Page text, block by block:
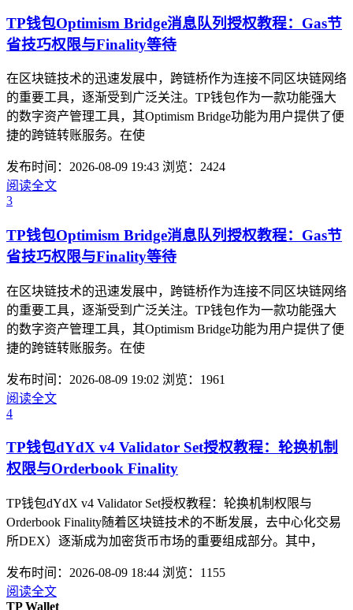
TP钱包Optimism Bridge消息队列授权教程：Gas节
省技巧权限与Finality等待
在区块链技术的迅速发展中，跨链桥作为连接不同区块链网络
的重要工具，逐渐受到广泛关注。TP钱包作为一款功能强大
的数字资产管理工具，其Optimism Bridge功能为用户提供了便
捷的跨链转账服务。在使
发布时间：2026-08-09 19:43 浏览：2424
阅读全文
3
TP钱包Optimism Bridge消息队列授权教程：Gas节
省技巧权限与Finality等待
在区块链技术的迅速发展中，跨链桥作为连接不同区块链网络
的重要工具，逐渐受到广泛关注。TP钱包作为一款功能强大
的数字资产管理工具，其Optimism Bridge功能为用户提供了便
捷的跨链转账服务。在使
发布时间：2026-08-09 19:02 浏览：1961
阅读全文
4
TP钱包dYdX v4 Validator Set授权教程：轮换机制
权限与Orderbook Finality
TP钱包dYdX v4 Validator Set授权教程：轮换机制权限与
Orderbook Finality随着区块链技术的不断发展，去中心化交易
所DEX）逐渐成为加密货币市场的重要组成部分。其中，
发布时间：2026-08-09 18:44 浏览：1155
阅读全文
TP Wallet